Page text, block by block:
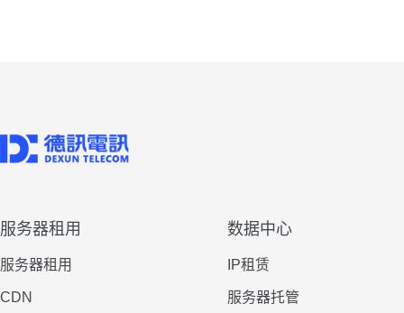
服务器租用
服务器租用
CDN
数据中心
IP租赁
服务器托管